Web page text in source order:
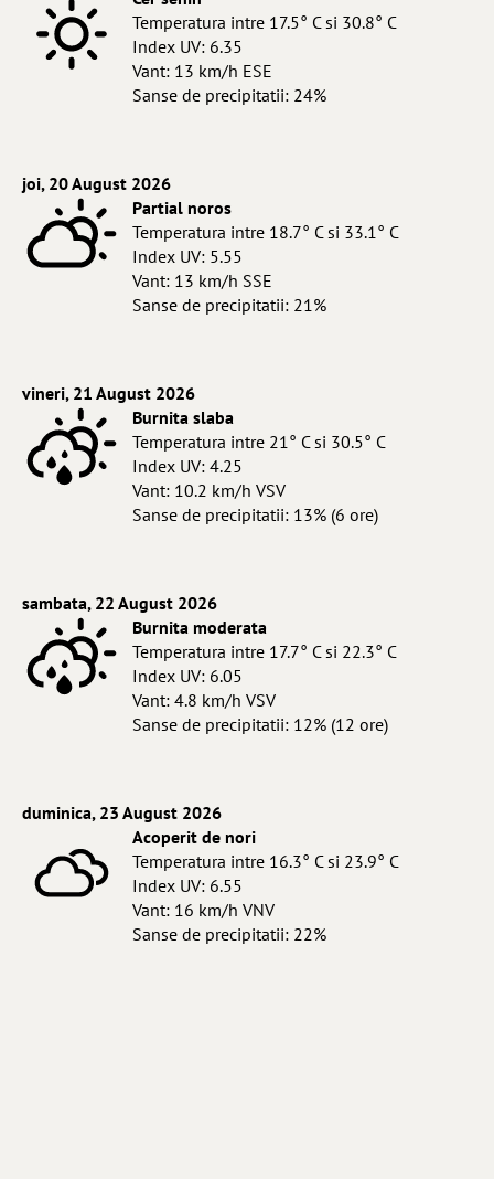
Temperatura intre 17.5° C si 30.8° C
Index UV: 6.35
Vant: 13 km/h ESE
Sanse de precipitatii: 24%
joi, 20 August 2026
Partial noros
Temperatura intre 18.7° C si 33.1° C
Index UV: 5.55
Vant: 13 km/h SSE
Sanse de precipitatii: 21%
vineri, 21 August 2026
Burnita slaba
Temperatura intre 21° C si 30.5° C
Index UV: 4.25
Vant: 10.2 km/h VSV
Sanse de precipitatii: 13% (6 ore)
sambata, 22 August 2026
Burnita moderata
Temperatura intre 17.7° C si 22.3° C
Index UV: 6.05
Vant: 4.8 km/h VSV
Sanse de precipitatii: 12% (12 ore)
duminica, 23 August 2026
Acoperit de nori
Temperatura intre 16.3° C si 23.9° C
Index UV: 6.55
Vant: 16 km/h VNV
Sanse de precipitatii: 22%